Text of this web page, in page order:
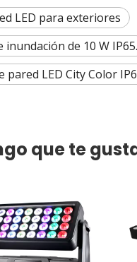
LED para exteriores
inundación de 10 W IP65.
pared LED City Color
que te